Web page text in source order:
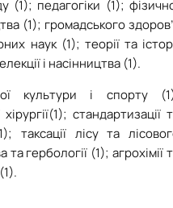
(1); педагогіки (1);
(1); громадського
наук (1); теорії та
і насінництва (1).
культури і спорту
стандартизації
таксації лісу та
гербології (1); агрохімії